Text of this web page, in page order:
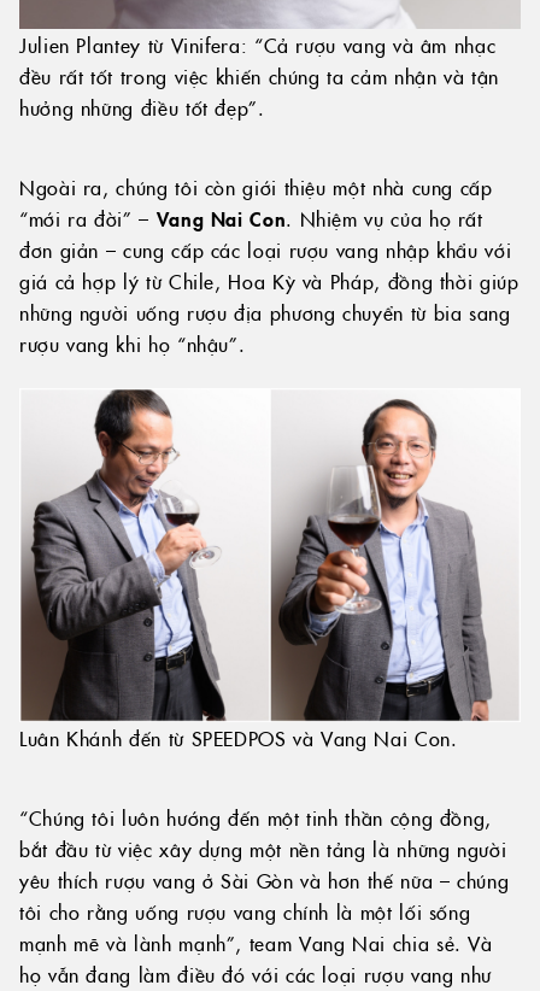
Julien Plantey từ Vinifera: “Cả rượu vang và âm nhạc
đều rất tốt trong việc khiến chúng ta cảm nhận và tận
hưởng những điều tốt đẹp”.
Ngoài ra, chúng tôi còn giới thiệu một nhà cung cấp
“mới ra đời” – Vang Nai Con. Nhiệm vụ của họ rất
đơn giản – cung cấp các loại rượu vang nhập khẩu với
giá cả hợp lý từ Chile, Hoa Kỳ và Pháp, đồng thời giúp
những người uống rượu địa phương chuyển từ bia sang
rượu vang khi họ “nhậu”.
Luân Khánh đến từ SPEEDPOS và Vang Nai Con.
“Chúng tôi luôn hướng đến một tinh thần cộng đồng,
bắt đầu từ việc xây dựng một nền tảng là những người
yêu thích rượu vang ở Sài Gòn và hơn thế nữa – chúng
tôi cho rằng uống rượu vang chính là một lối sống
mạnh mẽ và lành mạnh”, team Vang Nai chia sẻ. Và
họ vẫn đang làm điều đó với các loại rượu vang như